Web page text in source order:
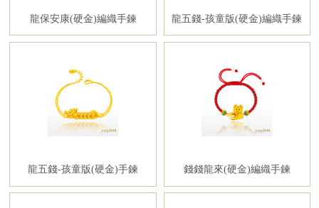
龍保安康(硬金)編織手鍊 龍五錢-孩童版(硬金)編織手鍊
龍五錢-孩童版(硬金)手鍊 錢錢龍來(硬金)編織手鍊